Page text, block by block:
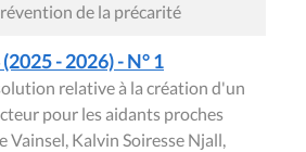
de la précarité
- 2026) - N° 1
relative à la création d'un
pour les aidants proches
Vainsel, Kalvin Soiresse Njall,